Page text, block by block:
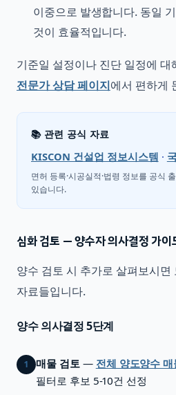
이중으로 발생합니다. 동일
것이 효율적입니다.
기준일 설정이나 진단 일정에 대
전문가 상담 페이지에서 편하게
📚 관련 공식 자료
KISCON 건설업 정보시스템 ·
면허 등록·시공실적·법령 정보를 공식
있습니다.
심화 검토 — 양수자 의사결정 가이
양수 검토 시 추가로 살펴보시면
자료들입니다.
양수 의사결정 5단계
1 매물 검토— 전체 양도양수 매
필터로 후보 5-10건 선정